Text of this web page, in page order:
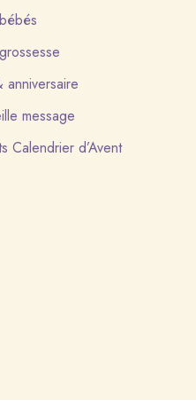
anniversaire
message
Calendrier d’Avent